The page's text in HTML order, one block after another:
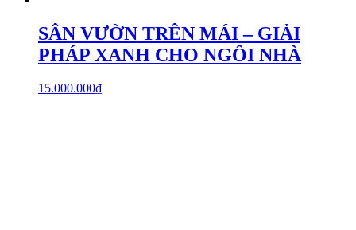
SÂN VƯỜN TRÊN MÁI – GIẢI
PHÁP XANH CHO NGÔI NHÀ
15.000.000₫